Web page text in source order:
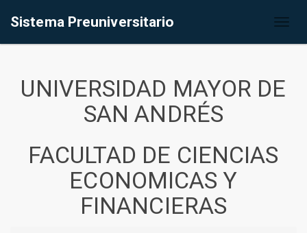
Sistema Preuniversitario
UNIVERSIDAD MAYOR DE
SAN ANDRÉS
FACULTAD DE CIENCIAS
ECONOMICAS Y
FINANCIERAS